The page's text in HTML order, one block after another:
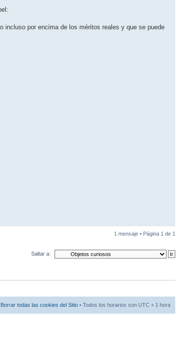
incluso por encima de los méritos reales y que se puede
1 mensaje • Página 1 de 1
Saltar a:
Borrar todas las cookies del Sitio • Todos los horarios son UTC + 1 hora